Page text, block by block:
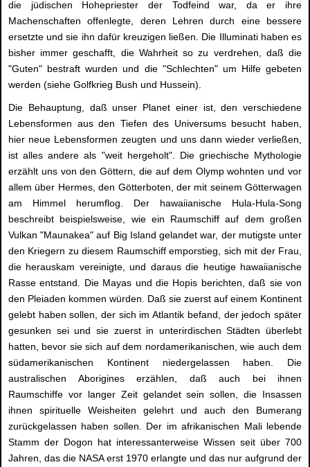
die jüdischen Hohepriester der Todfeind war, da er ihre
Machenschaften offenlegte, deren Lehren durch eine bessere
ersetzte und sie ihn dafür kreuzigen ließen. Die Illuminati haben es
bisher immer geschafft, die Wahrheit so zu verdrehen, daß die
"Guten" bestraft wurden und die "Schlechten" um Hilfe gebeten
werden (siehe Golfkrieg Bush und Hussein).
Die Behauptung, daß unser Planet einer ist, den verschiedene
Lebensformen aus den Tiefen des Universums besucht haben,
hier neue Lebensformen zeugten und uns dann wieder verließen,
ist alles andere als "weit hergeholt". Die griechische Mythologie
erzählt uns von den Göttern, die auf dem Olymp wohnten und vor
allem über Hermes, den Götterboten, der mit seinem Götterwagen
am Himmel herumflog. Der hawaiianische Hula-Hula-Song
beschreibt beispielsweise, wie ein Raumschiff auf dem großen
Vulkan "Maunakea" auf Big Island gelandet war, der mutigste unter
den Kriegern zu diesem Raumschiff emporstieg, sich mit der Frau,
die herauskam vereinigte, und daraus die heutige hawaiianische
Rasse entstand. Die Mayas und die Hopis berichten, daß sie von
den Pleiaden kommen würden. Daß sie zuerst auf einem Kontinent
gelebt haben sollen, der sich im Atlantik befand, der jedoch später
gesunken sei und sie zuerst in unterirdischen Städten überlebt
hatten, bevor sie sich auf dem nordamerikanischen, wie auch dem
südamerikanischen Kontinent niedergelassen haben. Die
australischen Aborigines erzählen, daß auch bei ihnen
Raumschiffe vor langer Zeit gelandet sein sollen, die Insassen
ihnen spirituelle Weisheiten gelehrt und auch den Bumerang
zurückgelassen haben sollen. Der im afrikanischen Mali lebende
Stamm der Dogon hat interessanterweise Wissen seit über 700
Jahren, das die NASA erst 1970 erlangte und das nur aufgrund der